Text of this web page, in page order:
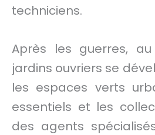
techniciens.
Après les guerres, au
jardins ouvriers se
les espaces verts
essentiels et les
des agents